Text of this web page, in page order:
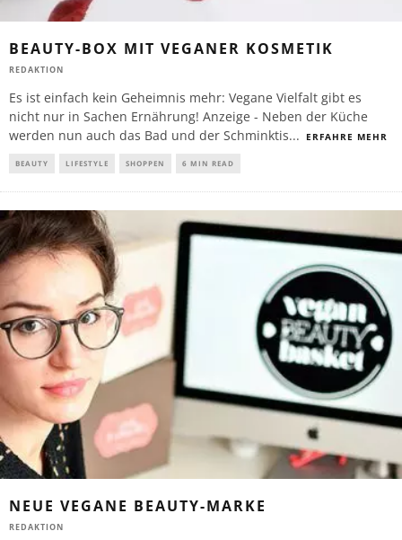
BEAUTY-BOX MIT VEGANER KOSMETIK
REDAKTION
Es ist einfach kein Geheimnis mehr: Vegane Vielfalt gibt es
nicht nur in Sachen Ernährung! Anzeige - Neben der Küche
werden nun auch das Bad und der Schminktis... ERFAHRE MEHR
BEAUTY LIFESTYLE SHOPPEN 6 MIN READ
NEUE VEGANE BEAUTY-MARKE
REDAKTION